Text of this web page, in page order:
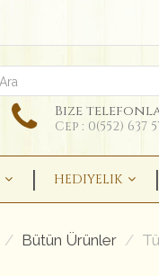
Bize
Cep : 0(552) 637
HEDIYELIK
Bütün Ürünler